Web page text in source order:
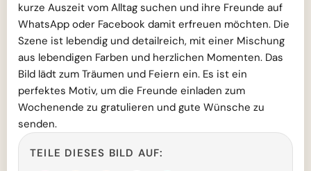
kurze Auszeit vom Alltag suchen und ihre Freunde auf
WhatsApp oder Facebook damit erfreuen möchten. Die
Szene ist lebendig und detailreich, mit einer Mischung
aus lebendigen Farben und herzlichen Momenten. Das
Bild lädt zum Träumen und Feiern ein. Es ist ein
perfektes Motiv, um die Freunde einladen zum
Wochenende zu gratulieren und gute Wünsche zu
senden.
TEILE DIESES BILD AUF: